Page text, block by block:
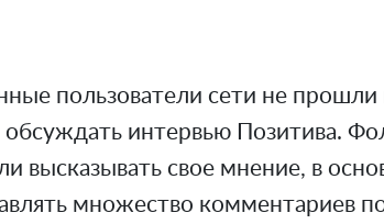
пользователи сети не
обсуждать интервью Позитива.
высказывать свое мнение, в
множество комментариев